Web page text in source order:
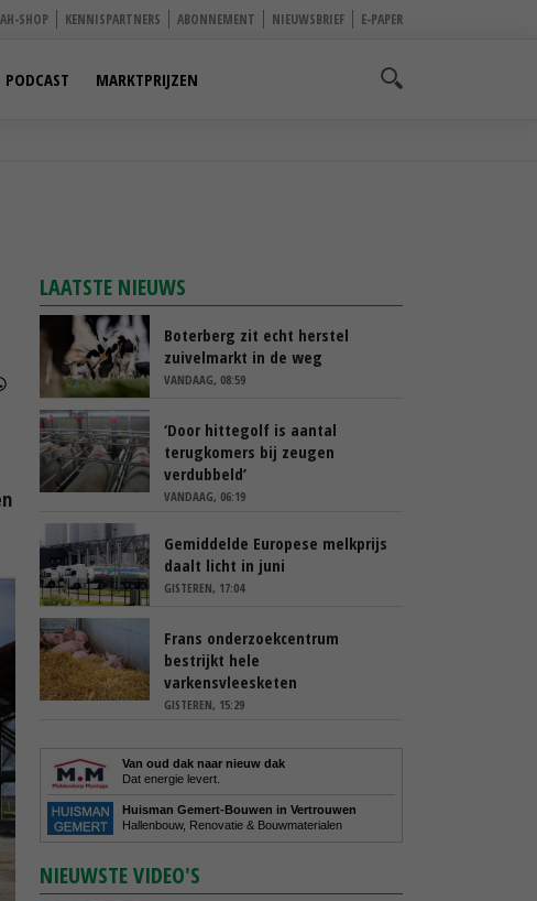
SHOP KENNISPARTNERS ABONNEMENT NIEUWSBRIEF E-PAPER
PODCAST MARKTPRIJZEN
LAATSTE NIEUWS
Boterberg zit echt herstel
zuivelmarkt in de weg
VANDAAG, 08:59
‘Door hittegolf is aantal
terugkomers bij zeugen
verdubbeld’
VANDAAG, 06:19
Gemiddelde Europese melkprijs
daalt licht in juni
GISTEREN, 17:04
Frans onderzoekcentrum
bestrijkt hele
varkensvleesketen
GISTEREN, 15:29
Van oud dak naar nieuw dak
Dat energie levert.
Huisman Gemert-Bouwen in Vertrouwen
Hallenbouw, Renovatie & Bouwmaterialen
NIEUWSTE VIDEO'S